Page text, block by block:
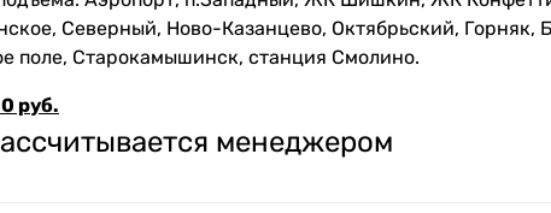
Северный, Ново-Казанцево, Октябрьский, Горняк,
поле, Старокамышинск, станция Смолино.
руб.
менеджером